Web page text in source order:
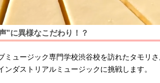
"に異様なこだわり！？
ミュージック専門学校渋谷校を訪れたタモリ
ダストリアルミュージックに挑戦します。